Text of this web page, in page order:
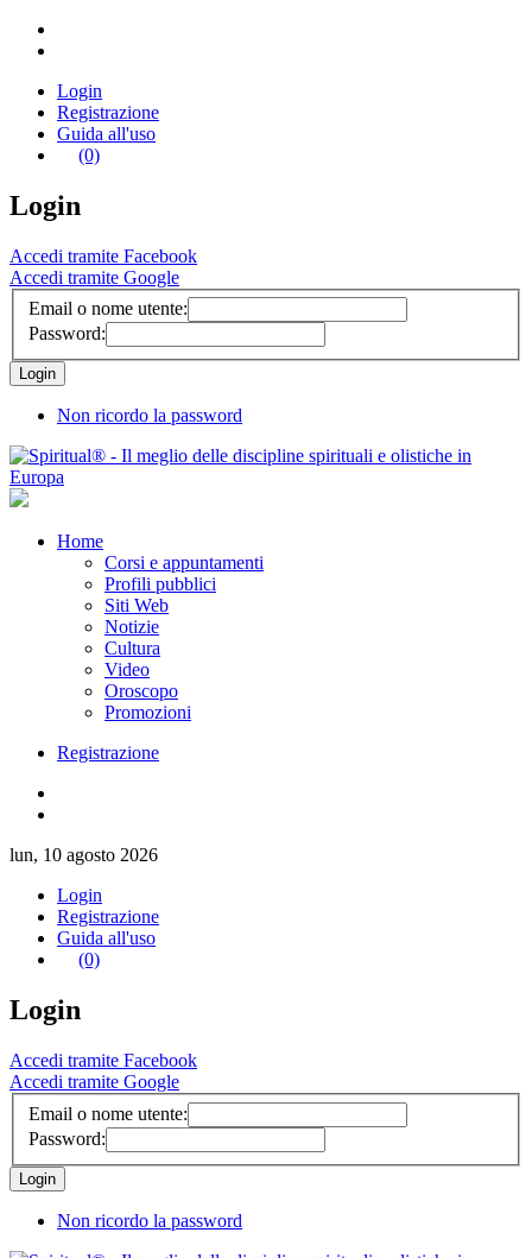
Login
Registrazione
Guida all'uso
(0)
Login
Accedi tramite Facebook
Accedi tramite Google
Email o nome utente:
Password:
Non ricordo la password
Home
Corsi e appuntamenti
Profili pubblici
Siti Web
Notizie
Cultura
Video
Oroscopo
Promozioni
Registrazione
lun, 10 agosto 2026
Login
Registrazione
Guida all'uso
(0)
Login
Accedi tramite Facebook
Accedi tramite Google
Email o nome utente:
Password:
Non ricordo la password